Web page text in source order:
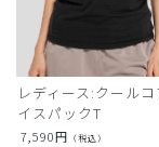
レディース:クール
イスパックT
7,590円 （税込）